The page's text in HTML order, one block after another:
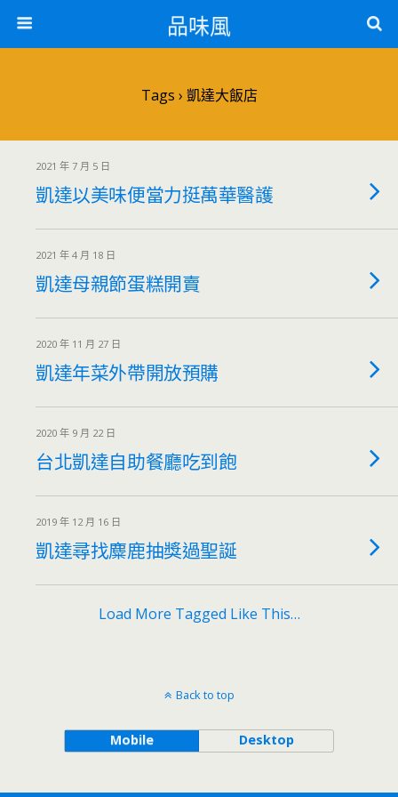
品味風
Tags › 凱達大飯店
2021 年 7 月 5 日
凱達以美味便當力挺萬華醫護
2021 年 4 月 18 日
凱達母親節蛋糕開賣
2020 年 11 月 27 日
凱達年菜外帶開放預購
2020 年 9 月 22 日
台北凱達自助餐廳吃到飽
2019 年 12 月 16 日
凱達尋找麋鹿抽獎過聖誕
Load More Tagged Like This…
Back to top
Mobile Desktop